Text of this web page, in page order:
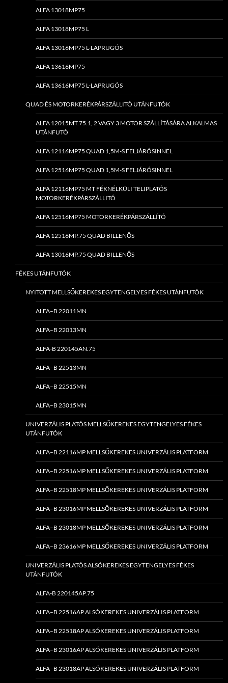
ALFA 13018MP75
ALFA 13018MP75 L
ALFA 13016MP75 L-LAPRUGÓS
ALFA 13616MP75
ALFA 13616MP75 L-LAPRUGÓS
QUAD ÉS MOTORKERÉKPÁRSZÁLLITÓ UTÁNFUTÓK
ALFA 12015MT.75.1, 2 VAGY 3 MOTOR SZÁLLÍTÁSÁRA ALKALMAS
UTÁNFUTÓ
ALFA 12116MP75 QUAD 1,5M-S FELJÁRÓSINNEL
ALFA 12516MP75 QUAD 1,5M-S FELJÁRÓSINNEL
ALFA 12116MP75 MT FÉKNÉLKÜLI TELIPLATÓS
MOTORKERÉKPÁRSZÁLLITÓ
ALFA 12516MP75 MOTORKERÉKPÁRSZÁLLÍTÓ
ALFA 12516MP.75 QUAD BILLENŐS
ALFA 13016MP.75 QUAD BILLENŐS
FÉKES UTÁNFUTÓK
NYITOTT MELLSŐKEREKES EGYTENGELYES FÉKES UTÁNFUTÓK
ALFA–B 22011MN
ALFA–B 22013MN
ALFA-B 220145AN.75
ALFA–B 22513MN
ALFA–B 22515MN
ALFA–B 23015MN
UNIVERZÁLIS PLATÓS MELLSŐKEREKES EGYTENGELYES FÉKES
UTÁNFUTÓK
ALFA–B 22116MP MELLSŐKEREKES UNIVERZÁLIS PLATFORM
ALFA–B 22516MP MELLSŐKEREKES UNIVERZÁLIS PLATFORM
ALFA–B 22518MP MELLSŐKEREKES UNIVERZÁLIS PLATFORM
ALFA–B 23016MP MELLSŐKEREKES UNIVERZÁLIS PLATFORM
ALFA–B 23018MP MELLSŐKEREKES UNIVERZÁLIS PLATFORM
ALFA–B 23616MP MELLSŐKEREKES UNIVERZÁLIS PLATFORM
UNIVERZÁLIS PLATÓS ALSÓKEREKES EGYTENGELYES FÉKES
UTÁNFUTÓK
ALFA-B 220145AP.75
ALFA–B 22516AP ALSÓKEREKES UNIVERZÁLIS PLATFORM
ALFA–B 22518AP ALSÓKEREKES UNIVERZÁLIS PLATFORM
ALFA–B 23016AP ALSÓKEREKES UNIVERZÁLIS PLATFORM
ALFA–B 23018AP ALSÓKEREKES UNIVERZÁLIS PLATFORM